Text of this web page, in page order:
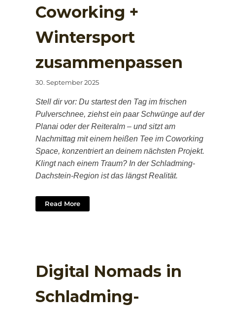
Coworking +
Wintersport
zusammenpassen
30. September 2025
Stell dir vor: Du startest den Tag im frischen
Pulverschnee, ziehst ein paar Schwünge auf der
Planai oder der Reiteralm – und sitzt am
Nachmittag mit einem heißen Tee im Coworking
Space, konzentriert an deinem nächsten Projekt.
Klingt nach einem Traum? In der Schladming-
Dachstein-Region ist das längst Realität.
Read More
Digital Nomads in
Schladming-